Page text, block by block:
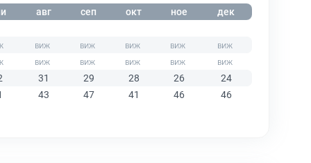
авг сеп окт ное дек
31 29 28 26
24
43 47 41 46 46